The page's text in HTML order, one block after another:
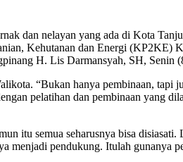
dan nelayan yang ada di Kota
Kehutanan dan Energi (KP2KE)
H. Lis Darmansyah, SH, Senin
“Bukan hanya pembinaan,
pelatihan dan pembinaan yang
itu semua seharusnya bisa
pendukung. Itulah gunanya